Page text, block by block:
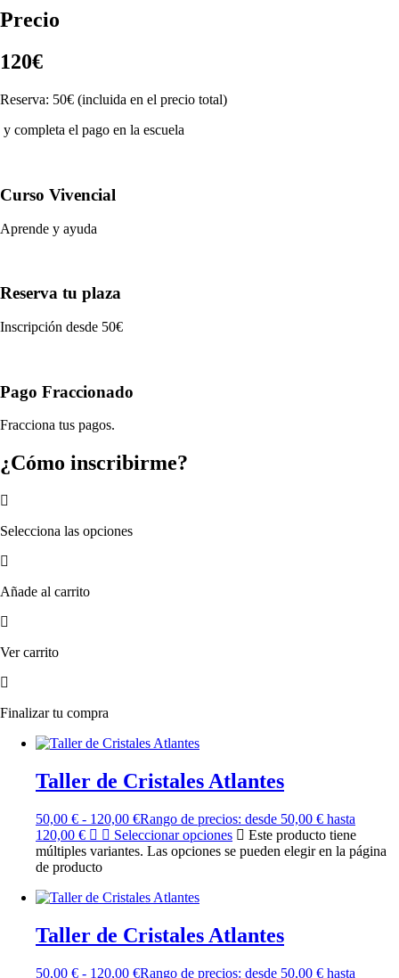
Precio
120€
Reserva: 50€ (incluida en el precio total)
y completa el pago en la escuela
Curso Vivencial
Aprende y ayuda
Reserva tu plaza
Inscripción desde 50€
Pago Fraccionado
Fracciona tus pagos.
¿Cómo inscribirme?
Selecciona las opciones
Añade al carrito
Ver carrito
Finalizar tu compra
Taller de Cristales Atlantes
50,00 € - 120,00 €Rango de precios: desde 50,00 € hasta
120,00 €
Seleccionar opciones
Este producto tiene
múltiples variantes. Las opciones se pueden elegir en la página
de producto
Taller de Cristales Atlantes
50,00 € - 120,00 €Rango de precios: desde 50,00 € hasta